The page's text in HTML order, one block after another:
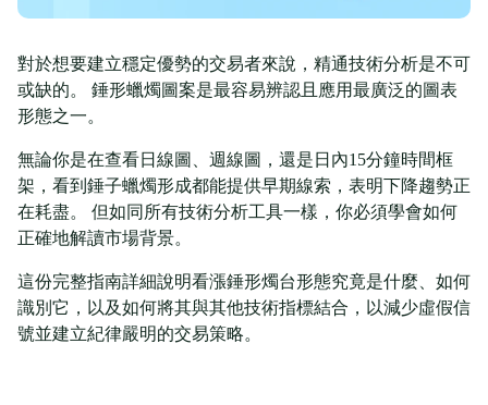
對於想要建立穩定優勢的交易者來說，精通技術分析是不可
或缺的。 錘形蠟燭圖案是最容易辨認且應用最廣泛的圖表
形態之一。
無論你是在查看日線圖、週線圖，還是日內15分鐘時間框
架，看到錘子蠟燭形成都能提供早期線索，表明下降趨勢正
在耗盡。 但如同所有技術分析工具一樣，你必須學會如何
正確地解讀市場背景。
這份完整指南詳細說明看漲錘形燭台形態究竟是什麼、如何
識別它，以及如何將其與其他技術指標結合，以減少虛假信
號並建立紀律嚴明的交易策略。